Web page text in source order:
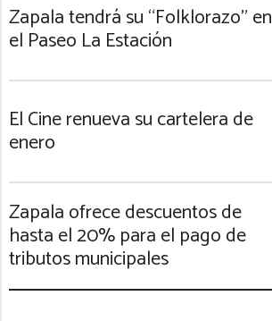
Zapala tendrá su “Folklorazo” en
el Paseo La Estación
El Cine renueva su cartelera de
enero
Zapala ofrece descuentos de
hasta el 20% para el pago de
tributos municipales